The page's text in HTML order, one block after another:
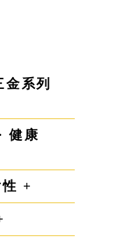
系列
健康
+